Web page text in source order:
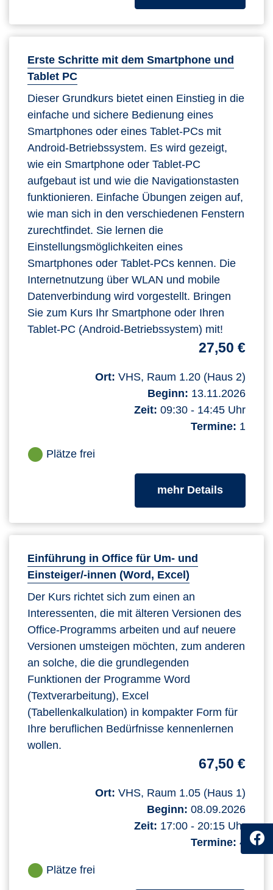
Erste Schritte mit dem Smartphone und
Tablet PC
Dieser Grundkurs bietet einen Einstieg in die
einfache und sichere Bedienung eines
Smartphones oder eines Tablet-PCs mit
Android-Betriebssystem. Es wird gezeigt,
wie ein Smartphone oder Tablet-PC
aufgebaut ist und wie die Navigationstasten
funktionieren. Einfache Übungen zeigen auf,
wie man sich in den verschiedenen Fenstern
zurechtfindet. Sie lernen die
Einstellungsmöglichkeiten eines
Smartphones oder Tablet-PCs kennen. Die
Internetnutzung über WLAN und mobile
Datenverbindung wird vorgestellt. Bringen
Sie zum Kurs Ihr Smartphone oder Ihren
Tablet-PC (Android-Betriebssystem) mit!
27,50 €
Ort: VHS, Raum 1.20 (Haus 2)
Beginn: 13.11.2026
Zeit: 09:30 - 14:45 Uhr
Termine: 1
Plätze frei
mehr Detailszum
Einführung in Office für Um- und
Einsteiger/-innen (Word, Excel)
Der Kurs richtet sich zum einen an
Interessenten, die mit älteren Versionen des
Office-Programms arbeiten und auf neuere
Versionen umsteigen möchten, zum anderen
an solche, die die grundlegenden
Funktionen der Programme Word
(Textverarbeitung), Excel
(Tabellenkalkulation) in kompakter Form für
Ihre beruflichen Bedürfnisse kennenlernen
wollen.
67,50 €
Ort: VHS, Raum 1.05 (Haus 1)
Beginn: 08.09.2026
Zeit: 17:00 - 20:15 Uhr
Termine: 4
Plätze frei